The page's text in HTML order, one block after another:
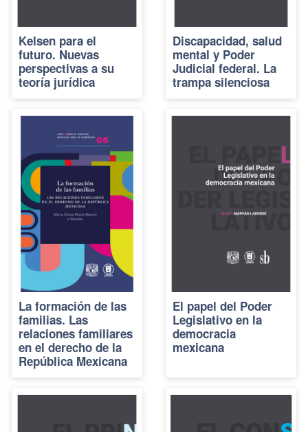
Kelsen para el
futuro. Nuevas
perspectivas a su
teoría jurídica
Discapacidad, salud
mental y Poder
Judicial federal. La
trampa silenciosa
La formación de las
familias. Las
relaciones familiares
en el derecho de la
República Mexicana
El papel del Poder
Legislativo en la
democracia
mexicana